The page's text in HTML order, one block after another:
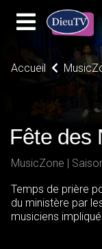
Accueil
Fête des
Temps de prière pour
du ministère par
musiciens